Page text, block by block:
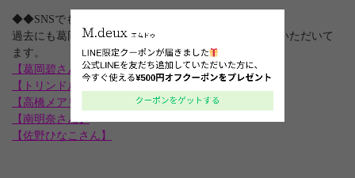
◆◆SNSでも話題の女神ワンピ◆◆
過去にも葛岡碧さんをはじめ、多くの方にご紹介していただいて
ます。
【葛岡碧さん】
【トリンドル玲奈さん】
【高橋メアリージュンさん】
【南明奈さん】
【佐野ひなこさん】